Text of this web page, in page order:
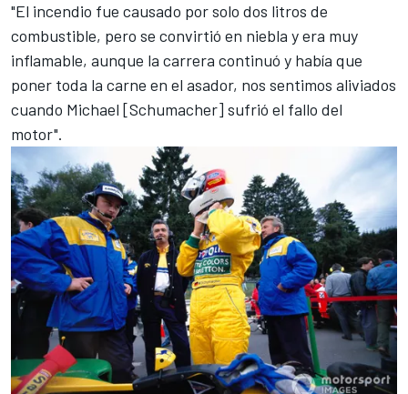
"El incendio fue causado por solo dos litros de
combustible, pero se convirtió en niebla y era muy
inflamable, aunque la carrera continuó y había que
poner toda la carne en el asador, nos sentimos aliviados
cuando Michael [Schumacher] sufrió el fallo del
motor".